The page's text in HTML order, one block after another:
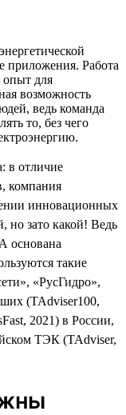
приложения. Работа
для
возможность
ведь команда
то, без чего
отличие
компания
инновационных
но зато какой! Ведь
основана
такие
«РусГидро»,
(TAdviser100,
2021) в России,
ТЭК (TAdviser,